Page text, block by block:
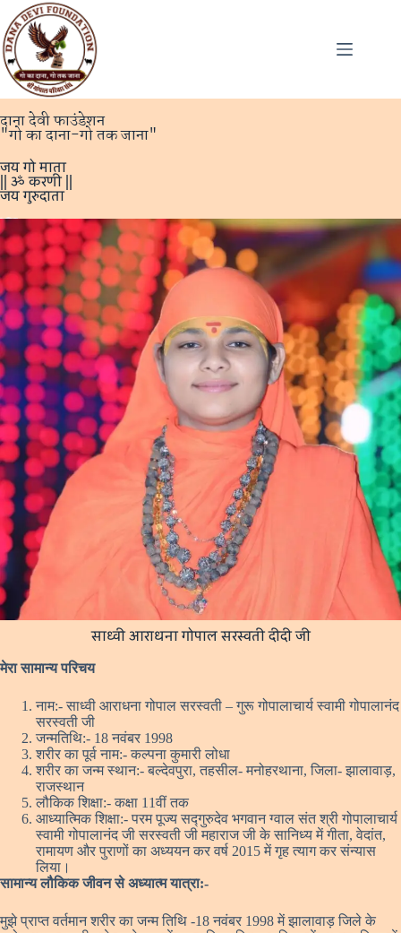
दाना देवी फाउंडेशन
"गो का दाना-गो तक जाना"
जय गो माता
|| ॐ करणी ||
जय गुरुदाता
साध्वी आराधना गोपाल सरस्वती दीदी जी
मेरा सामान्य परिचय
नाम:- साध्वी आराधना गोपाल सरस्वती – गुरू गोपालाचार्य स्वामी गोपालानंद
सरस्वती जी
जन्मतिथि:- 18 नवंबर 1998
शरीर का पूर्व नाम:- कल्पना कुमारी लोधा
शरीर का जन्म स्थान:- बल्देवपुरा, तहसील- मनोहरथाना, जिला- झालावाड़,
राजस्थान
लौकिक शिक्षा:- कक्षा 11वीं तक
आध्यात्मिक शिक्षा:- परम पूज्य सद्गुरुदेव भगवान ग्वाल संत श्री गोपालाचार्य
स्वामी गोपालानंद जी सरस्वती जी महाराज जी के सानिध्य में गीता, वेदांत,
रामायण और पुराणों का अध्ययन कर वर्ष 2015 में गृह त्याग कर संन्यास
लिया।
सामान्य लौकिक जीवन से अध्यात्म यात्रा:-
मुझे प्राप्त वर्तमान शरीर का जन्म तिथि -18 नवंबर 1998 में झालावाड़ जिले के